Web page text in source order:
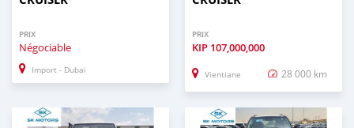
PRIX
Négociable
Import - Dubai
PRIX
KIP 107,000,000
Vientiane 28 000 km